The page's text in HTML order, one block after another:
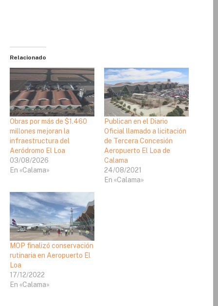
Relacionado
Obras por más de $1.460
millones mejoran la
infraestructura del
Aeródromo El Loa
03/08/2026
En «Calama»
Publican en el Diario
Oficial llamado a licitación
de Tercera Concesión
Aeropuerto El Loa de
Calama
24/08/2021
En «Calama»
MOP finalizó conservación
rutinaria en Aeropuerto El
Loa
17/12/2022
En «Calama»